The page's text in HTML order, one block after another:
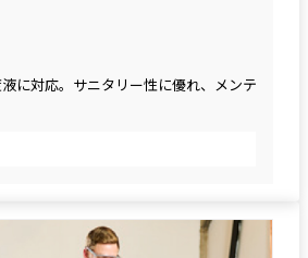
に対応。サニタリー性に優れ、メンテ